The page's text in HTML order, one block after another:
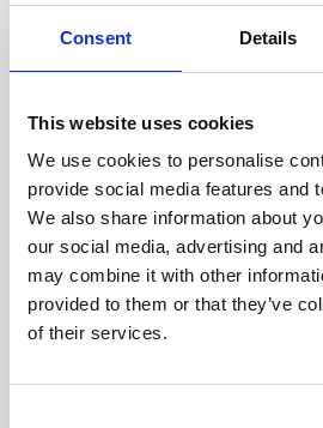
Consent Details
This website uses cookies
We use cookies to personalise
provide social media features and
We also share information about
our social media, advertising and
may combine it with other
provided to them or that they’ve
of their services.
EKO CERTIFIKATI
Certifikat Green Key
Dubrovački Vrtovi Sunca ponosni
Green Key od 2013. godine i
luksuza u kojem se kombiniraju
gostoprimstvo svjetske klase.
SAZNAJTE